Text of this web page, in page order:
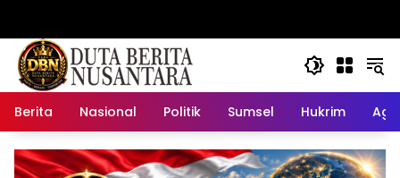
Berita Nasional Politik Sumsel Hukrim